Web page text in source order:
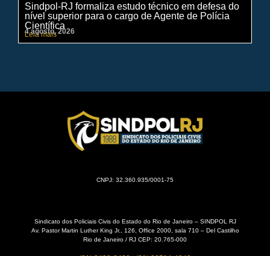
Sindpol-RJ formaliza estudo técnico em defesa do
nível superior para o cargo de Agente de Polícia
Científica
Leia mais
4 agosto, 2026
CNPJ: 32.360.935/0001-75
Sindicato dos Policiais Civis do Estado do Rio de Janeiro – SINDPOL RJ
Av. Pastor Martin Luther King Jr., 126, Office 2000, sala 710 – Del Castilho
Rio de Janeiro / RJ CEP: 20.765-000